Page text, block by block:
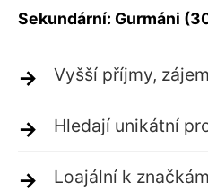
Sekundární: Gurmáni
Vyšší příjmy,
Hledají unikátní
Loajální k